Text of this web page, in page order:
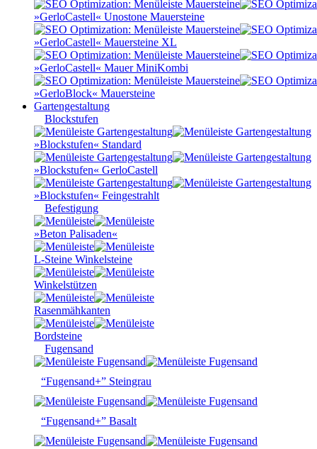
»GerloCastell« Unostone Mauersteine
»GerloCastell« Mauersteine XL
»GerloCastell« Mauer MiniKombi
»GerloBlock« Mauersteine
Gartengestaltung
Blockstufen
»Blockstufen« Standard
»Blockstufen« GerloCastell
»Blockstufen« Feingestrahlt
Befestigung
»Beton Palisaden«
L-Steine Winkelsteine
Winkelstützen
Rasenmähkanten
Bordsteine
Fugensand
“Fugensand+” Steingrau
“Fugensand+” Basalt